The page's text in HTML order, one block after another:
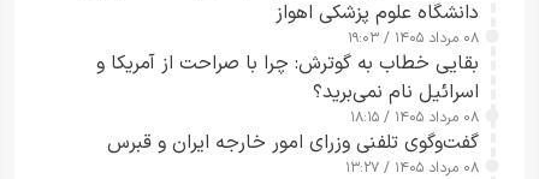
دانشگاه علوم پزشکی اهواز
۰۸ مرداد ۱۴۰۵ / ۱۹:۰۳
بقایی خطاب به گوترش: چرا با صراحت از آمریکا و
اسرائیل نام نمی‌برید؟
۰۸ مرداد ۱۴۰۵ / ۱۸:۱۵
گفت‌وگوی تلفنی وزرای امور خارجه ایران و قبرس
۰۸ مرداد ۱۴۰۵ / ۱۳:۲۷